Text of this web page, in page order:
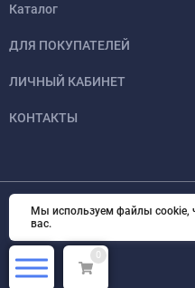
Каталог
ДЛЯ ПОКУПАТЕЛЕЙ
ЛИЧНЫЙ КАБИНЕТ
КОНТАКТЫ
© 2026 InSale.
0
Мы используем файлы cookie,
вас.